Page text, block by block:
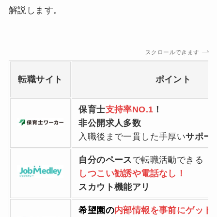
解説します。
スクロールできます
転職サイト ポイント
保育士支持率NO.1 ！
非公開求人多数
入職後まで一貫した手厚いサポー
自分のペースで転職活動できる
しつこい勧誘や電話なし！
スカウト機能アリ
希望園の内部情報を事前にゲット